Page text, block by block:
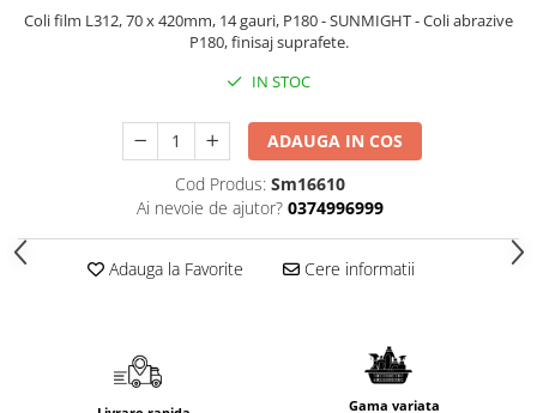
Coli film L312, 70 x 420mm, 14 gauri, P180 - SUNMIGHT - Coli abrazive
P180, finisaj suprafete.
IN STOC
ADAUGA IN COS
Cod Produs: Sm16610
Ai nevoie de ajutor? 0374996999
Adauga la Favorite Cere informatii
Gama variata